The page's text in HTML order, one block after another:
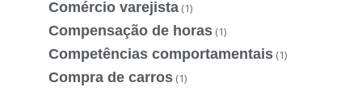
Comércio varejista (1)
Compensação de horas (1)
Competências comportamentais (1)
Compra de carros (1)